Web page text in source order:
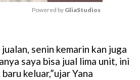
t
e
Powered by GliaStudios
senin kemarin kan juga
saya bisa jual lima unit, ini
keluar,”ujar Yana